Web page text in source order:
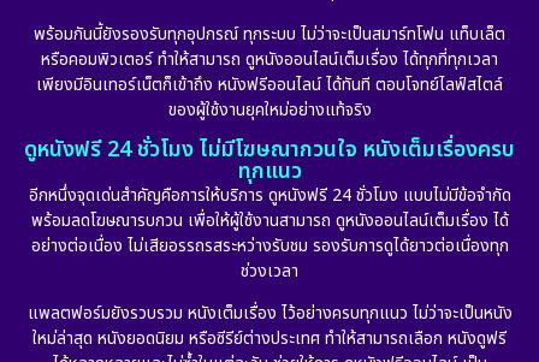
พร้อมกันนี้ยังรองรับทุกอุปกรณ์ ทุกระบบ ไม่ว่าจะเป็นสมาร์ทโฟน แท็บเล็ต
หรือคอมพิวเตอร์ ทำให้สามารถ ดูหนังออนไลน์เต็มเรื่อง ได้ทุกที่ทุกเวลา
เพียงมีอินเทอร์เน็ตก็เข้าถึง หนังฟรีออนไลน์ ได้ทันที ตอบโจทย์ไลฟ์สไตล์
ของผู้ใช้งานยุคใหม่อย่างแท้จริง
ดูหนังฟรี 24 ชั่วโมง ไม่มีโฆษณากวนใจ หนังเต็มเรื่องครบ
ทุกแนว
อีกหนึ่งจุดเด่นสำคัญคือการให้บริการ ดูหนังฟรี 24 ชั่วโมง แบบไม่มีข้อจำกัด
พร้อมลดโฆษณารบกวน เพื่อให้ผู้ใช้งานสามารถ ดูหนังออนไลน์เต็มเรื่อง ได้
อย่างต่อเนื่อง ไม่เสียอรรถรสระหว่างรับชม รองรับการดูได้ยาวต่อเนื่องทุก
ช่วงเวลา
แพลตฟอร์มยังรวบรวม หนังเต็มเรื่อง ไว้อย่างครบทุกแนว ไม่ว่าจะเป็นหนัง
ใหม่ล่าสุด หนังยอดนิยม หรือซีรีย์ต่างประเทศ ทำให้สามารถเลือก หนังดูฟรี